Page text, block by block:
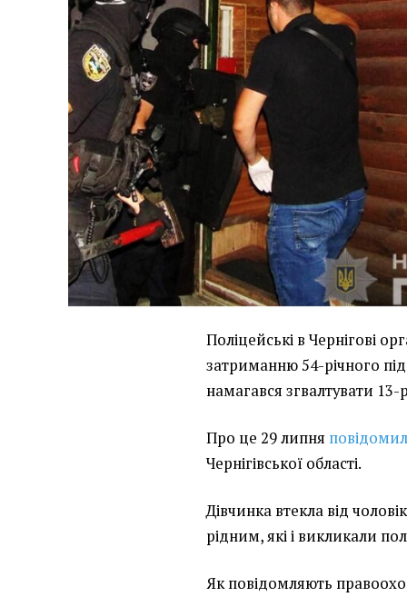
Поліцейські в Чернігові
затриманню 54-річного
намагався згвалтувати 13-
Про це 29 липня
Чернігівської області.
Дівчинка втекла від
рідним, які і викликали
Як повідомляють